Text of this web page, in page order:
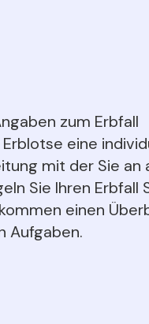
zum Erbfall
eine
mit der Sie an
Sie Ihren Erbfall
einen
Aufgaben.